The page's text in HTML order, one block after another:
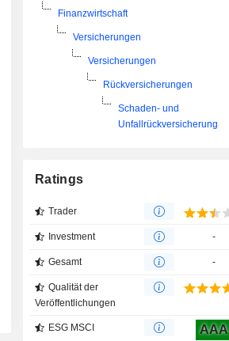
Finanzwirtschaft
Versicherungen
Versicherungen
Rückversicherungen
Schaden- und
Unfallrückversicherung
Ratings
Trader
Investment -
Gesamt -
Qualität der
Veröffentlichungen
ESG MSCI AAA